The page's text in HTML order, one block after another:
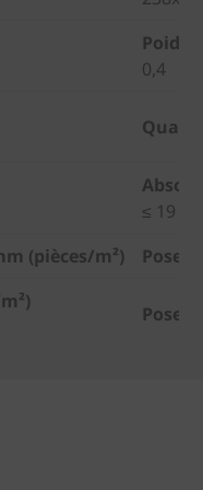
Poids
0,4
≤ 19
(pièces/m²)
Pose
Pose